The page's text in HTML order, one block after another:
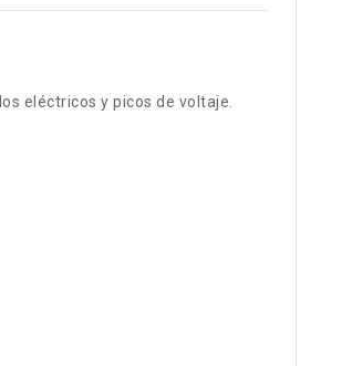
eléctricos y picos de voltaje.